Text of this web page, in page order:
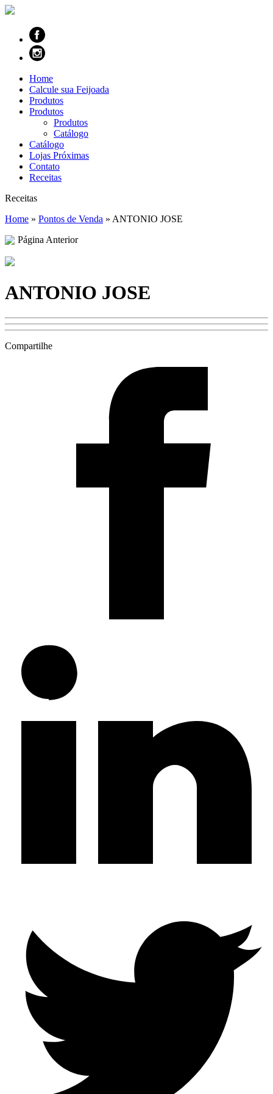
Home
Calcule sua Feijoada
Produtos
Produtos
Produtos
Catálogo
Catálogo
Lojas Próximas
Contato
Receitas
Receitas
Home » Pontos de Venda » ANTONIO JOSE
Página Anterior
ANTONIO JOSE
Compartilhe